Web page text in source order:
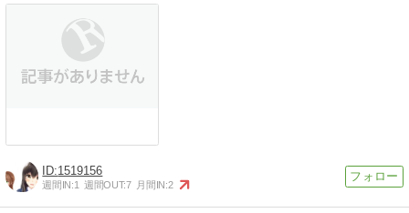
1519156
週間IN:1 週間OUT:7 月間IN:2